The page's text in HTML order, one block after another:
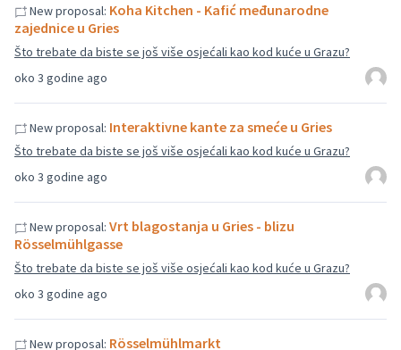
oko 3 godine ago
New proposal: Koha Kitchen - Kafić međunarodne
zajednice u Gries
Što trebate da biste se još više osjećali kao kod kuće u Grazu?
oko 3 godine ago
New proposal: Interaktivne kante za smeće u Gries
Što trebate da biste se još više osjećali kao kod kuće u Grazu?
oko 3 godine ago
New proposal: Vrt blagostanja u Gries - blizu
Rösselmühlgasse
Što trebate da biste se još više osjećali kao kod kuće u Grazu?
New proposal: Rösselmühlmarkt